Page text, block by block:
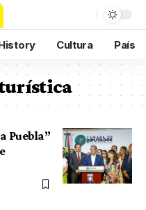
Cultura País
Puebla”